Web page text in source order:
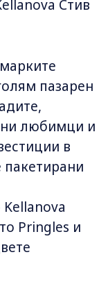
Стив
пазарен
любимци и
в
пакетирани
Pringles и